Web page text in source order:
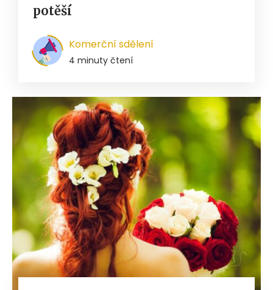
potěší
Komerční sdělení
4 minuty čtení